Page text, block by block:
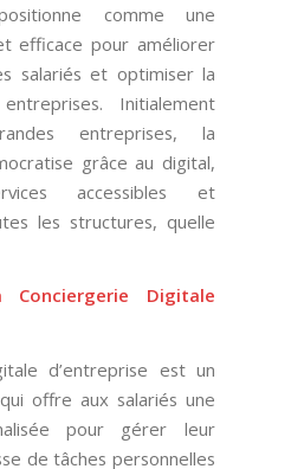
comme une
efficace pour améliorer
salariés et optimiser la
Initialement
entreprises, la
grâce au digital,
accessibles et
les structures, quelle
Conciergerie Digitale
d’entreprise est un
offre aux salariés une
pour gérer leur
de tâches personnelles